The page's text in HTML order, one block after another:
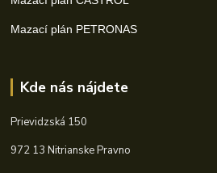
Mazací plán PETRONAS
Kde nás nájdete
Prievidzská 150
972 13 Nitrianske Pravno